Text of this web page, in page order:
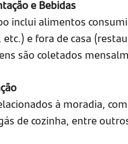
e Bebidas
inclui alimentos
e fora de casa
são coletados
à moradia,
de cozinha, entre